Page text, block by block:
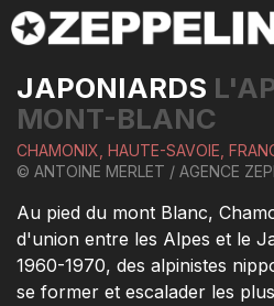
JAPONIARDS
MONT-BLANC
CHAMONIX, HAUTE-SAVOIE,
© ANTOINE MERLET / AGENCE
Au pied du mont Blanc,
d'union entre les Alpes et le
1960-1970, des alpinistes
se former et escalader les